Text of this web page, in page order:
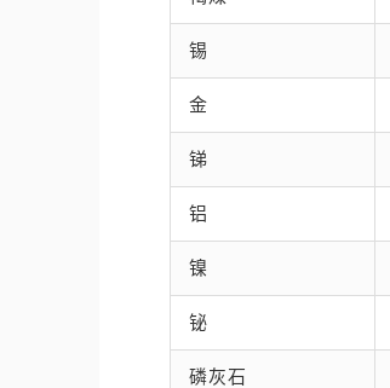
锡
金
锑
铝
镍
铋
磷灰石